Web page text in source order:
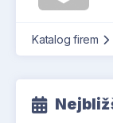
Katalog firem